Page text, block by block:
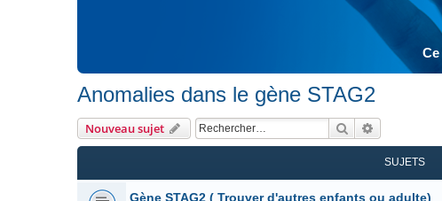
Anomalies dans le gène STAG2
Nouveau sujet Rechercher
SUJETS
Gène STAG2 ( Trouver d'autres enfants ou adulte)